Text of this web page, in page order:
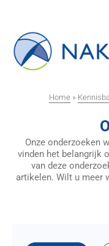
Home »
Onze onderzoeken
vinden het belangrijk
van deze
artikelen. Wilt u meer